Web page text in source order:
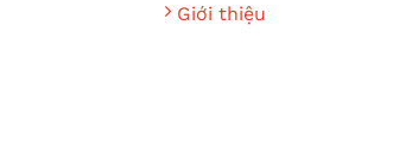
Giới thiệu